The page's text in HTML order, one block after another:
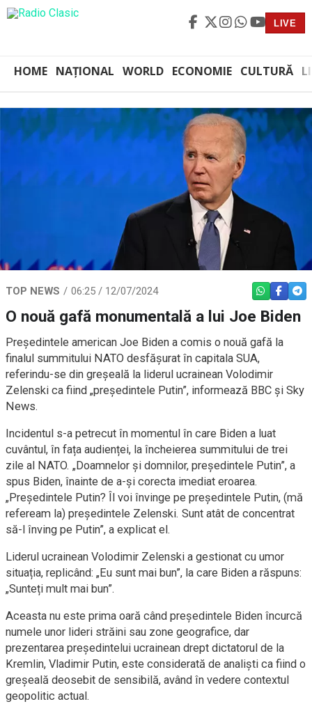
LIVE
HOME NAȚIONAL WORLD ECONOMIE CULTURĂ
TOP NEWS 06:25 / 12/07/2024 WHATSAPP
O nouă gafă monumentală a lui Joe Biden
Președintele american Joe Biden a comis o nouă gafă la
finalul summitului NATO desfășurat în capitala SUA,
referindu-se din greșeală la liderul ucrainean Volodimir
Zelenski ca fiind „președintele Putin”, informează BBC și Sky
News.
Incidentul s-a petrecut în momentul în care Biden a luat
cuvântul, în fața audienței, la încheierea summitului de trei
zile al NATO. „Doamnelor și domnilor, președintele Putin”, a
spus Biden, înainte de a-și corecta imediat eroarea.
„Președintele Putin? Îl voi învinge pe președintele Putin, (mă
refeream la) președintele Zelenski. Sunt atât de concentrat
să-l înving pe Putin”, a explicat el.
Liderul ucrainean Volodimir Zelenski a gestionat cu umor
situația, replicând: „Eu sunt mai bun”, la care Biden a răspuns:
„Sunteți mult mai bun”.
Aceasta nu este prima oară când președintele Biden încurcă
numele unor lideri străini sau zone geografice, dar
prezentarea președintelui ucrainean drept dictatorul de la
Kremlin, Vladimir Putin, este considerată de analiști ca fiind o
greșeală deosebit de sensibilă, având în vedere contextul
geopolitic actual.